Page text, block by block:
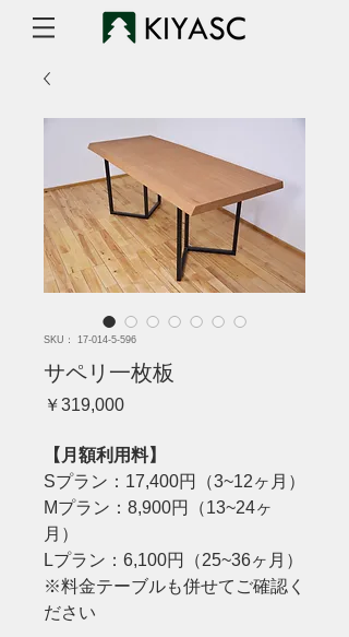
SKU： 17-014-5-596
サペリ一枚板
￥319,000価
【月額利用料】
Sプラン：17,400円（3~12ヶ月）
Mプラン：8,900円（13~24ヶ
月）
Lプラン：6,100円（25~36ヶ月）
※料金テーブルも併せてご確認く
ださい